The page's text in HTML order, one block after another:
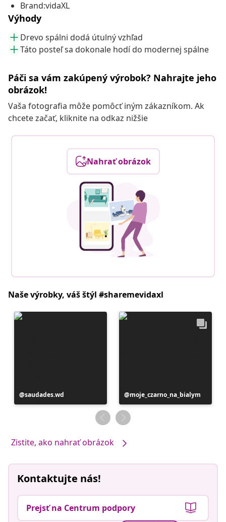
Brand:vidaXL
Výhody
Drevo spálni dodá útulný vzhľad
Táto posteľ sa dokonale hodí do modernej spálne
Páči sa vám zakúpený výrobok? Nahrajte jeho
obrázok!
Vaša fotografia môže pomôcť iným zákazníkom. Ak
chcete začať, kliknite na odkaz nižšie
Nahrať obrázok
Naše výrobky, váš štýl #sharemevidaxl
Príspevok
zverejnil
saudades.wd
Príspevok
zverejnil
moje_czarno_na_bialym
Zistite, ako nahrať obrázok
Kontaktujte nás!
Prejsť na Centrum podpory